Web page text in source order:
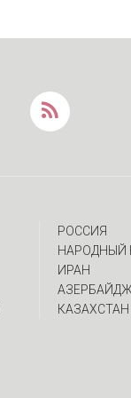
РОССИЯ
НАРОДНЫЙ
ИРАН
КАЗАХСТАН